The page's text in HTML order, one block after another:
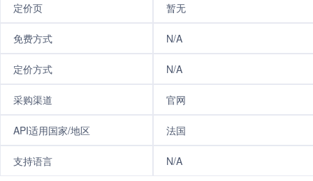
定价页 暂无
免费方式 N/A
定价方式 N/A
采购渠道 官网
API适用国家/地区 法国
支持语言 N/A